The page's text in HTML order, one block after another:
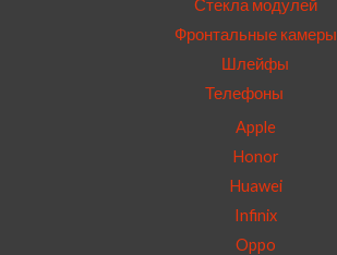
Стекла модулей
Фронтальные камеры
Шлейфы
Телефоны
Apple
Honor
Huawei
Infinix
Oppo